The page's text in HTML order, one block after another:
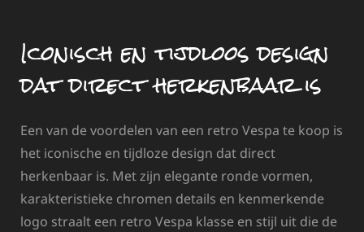
Iconisch en tijdloos design
dat direct herkenbaar is
Een van de voordelen van een retro Vespa te koop is
het iconische en tijdloze design dat direct
herkenbaar is. Met zijn elegante ronde vormen,
karakteristieke chromen details en kenmerkende
logo straalt een retro Vespa klasse en stijl uit die de